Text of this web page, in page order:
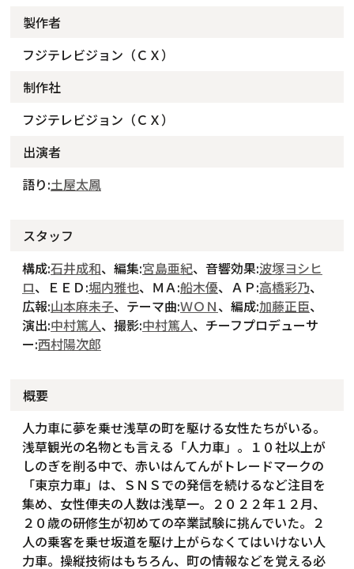
製作者
フジテレビジョン（ＣＸ）
制作社
フジテレビジョン（ＣＸ）
出演者
語り:土屋太鳳
スタッフ
構成:石井成和、編集:宮島亜紀、音響効果:波塚ヨシヒ
ロ、ＥＥＤ:堀内雅也、ＭＡ:船木優、ＡＰ:高橋彩乃、
広報:山本麻未子、テーマ曲:ＷＯＮ、編成:加藤正臣、
演出:中村篤人、撮影:中村篤人、チーフプロデューサ
ー:西村陽次郎
概要
人力車に夢を乗せ浅草の町を駆ける女性たちがいる。
浅草観光の名物とも言える「人力車」。１０社以上が
しのぎを削る中で、赤いはんてんがトレードマークの
「東京力車」は、ＳＮＳでの発信を続けるなど注目を
集め、女性俥夫の人数は浅草一。２０２２年１２月、
２０歳の研修生が初めての卒業試験に挑んでいた。２
人の乗客を乗せ坂道を駆け上がらなくてはいけない人
力車。操縦技術はもちろん、町の情報などを覚える必